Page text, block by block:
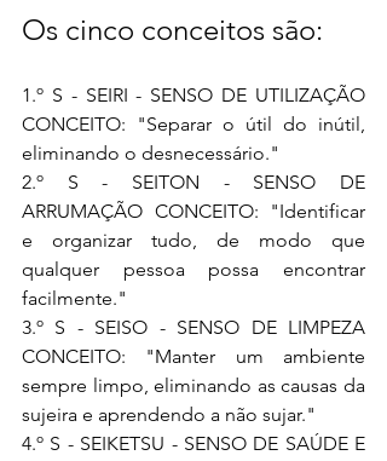
Os cinco conceitos são:
1.º S - SEIRI - SENSO DE UTILIZAÇÃO
CONCEITO: "Separar o útil do inútil,
eliminando o desnecessário."
2.º S - SEITON - SENSO DE
ARRUMAÇÃO CONCEITO: "Identificar
e organizar tudo, de modo que
qualquer pessoa possa encontrar
facilmente."
3.º S - SEISO - SENSO DE LIMPEZA
CONCEITO: "Manter um ambiente
sempre limpo, eliminando as causas da
sujeira e aprendendo a não sujar."
4.º S - SEIKETSU - SENSO DE SAÚDE E